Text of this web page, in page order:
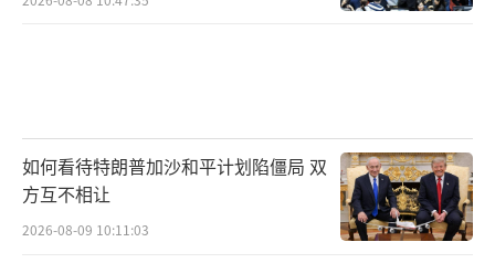
如何看待特朗普加沙和平计划陷僵局 双
方互不相让
2026-08-09 10:11:03